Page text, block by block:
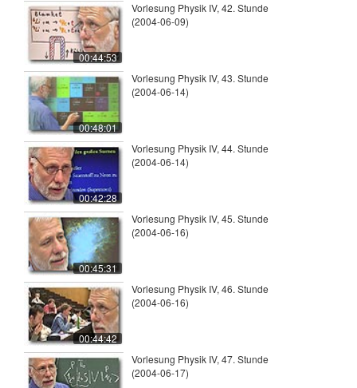
00:44:53
Vorlesung Physik IV, 42. Stunde
(2004-06-09)
00:48:01
Vorlesung Physik IV, 43. Stunde
(2004-06-14)
00:42:28
Vorlesung Physik IV, 44. Stunde
(2004-06-14)
00:45:31
Vorlesung Physik IV, 45. Stunde
(2004-06-16)
00:44:42
Vorlesung Physik IV, 46. Stunde
(2004-06-16)
Vorlesung Physik IV, 47. Stunde
(2004-06-17)